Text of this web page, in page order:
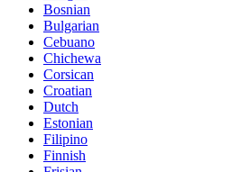
Bosnian
Bulgarian
Cebuano
Chichewa
Corsican
Croatian
Dutch
Estonian
Filipino
Finnish